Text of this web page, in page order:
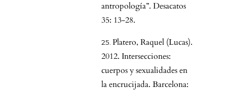
antropología”. Desacatos
35: 13-28.
Platero, Raquel (Lucas).
2012. Intersecciones:
cuerpos y sexualidades en
la encrucijada. Barcelona: